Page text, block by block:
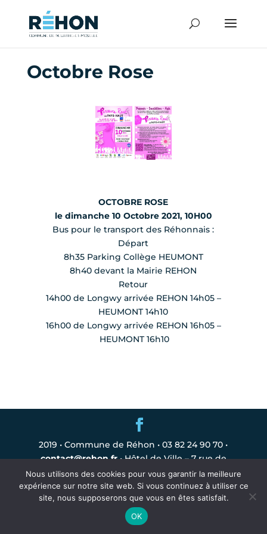
Octobre Rose
OCTOBRE ROSE
le dimanche 10 Octobre 2021, 10H00
Bus pour le transport des Réhonnais :
Départ
8h35 Parking Collège HEUMONT
8h40 devant la Mairie REHON
Retour
14h00 de Longwy arrivée REHON 14h05 –
HEUMONT 14h10
16h00 de Longwy arrivée REHON 16h05 –
HEUMONT 16h10
2019 • Commune de Réhon • 03 82 24 90 70 •
contact@rehon.fr• Hôtel de Ville – 7 rue de
Longwy – 54430 Réhon •mentions légales
Nous utilisons des cookies pour vous garantir la meilleure
expérience sur notre site web. Si vous continuez à utiliser ce
site, nous supposerons que vous en êtes satisfait.
OK